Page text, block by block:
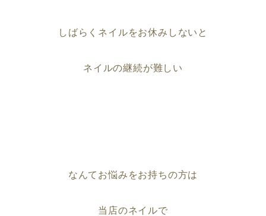
しばらくネイルをお休みしないと
ネイルの継続が難しい
なんてお悩みをお持ちの方は
当店のネイルで